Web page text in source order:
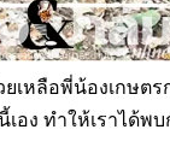
หลือพี่น้องเกษต
เอง ทำให้เราได้